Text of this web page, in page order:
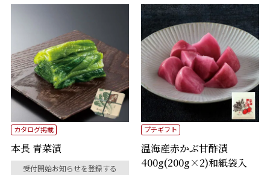
本長 青菜漬
カタログ掲載
受付開始お知らせを登録する
温海産赤かぶ甘酢漬
400g(200g×2)和紙袋入
プチギフト